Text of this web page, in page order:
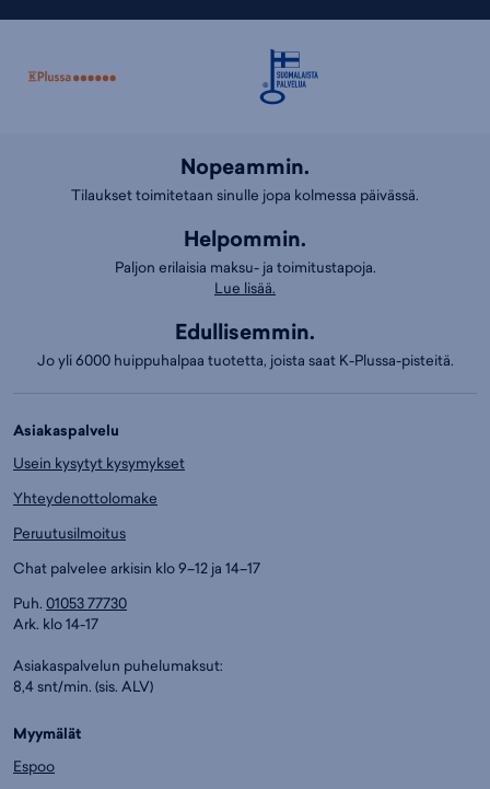
Nopeammin.
Tilaukset toimitetaan sinulle jopa kolmessa päivässä.
Helpommin.
Paljon erilaisia maksu- ja toimitustapoja.
Lue lisää.
Edullisemmin.
Jo yli 6000 huippuhalpaa tuotetta, joista saat K-Plussa-pisteitä.
Asiakaspalvelu
Usein kysytyt kysymykset
Yhteydenottolomake
Peruutusilmoitus
Chat palvelee arkisin klo 9–12 ja 14–17
Puh. 01053 77730
Ark. klo 14-17
Asiakaspalvelun puhelumaksut:
8,4 snt/min. (sis. ALV)
Myymälät
Espoo